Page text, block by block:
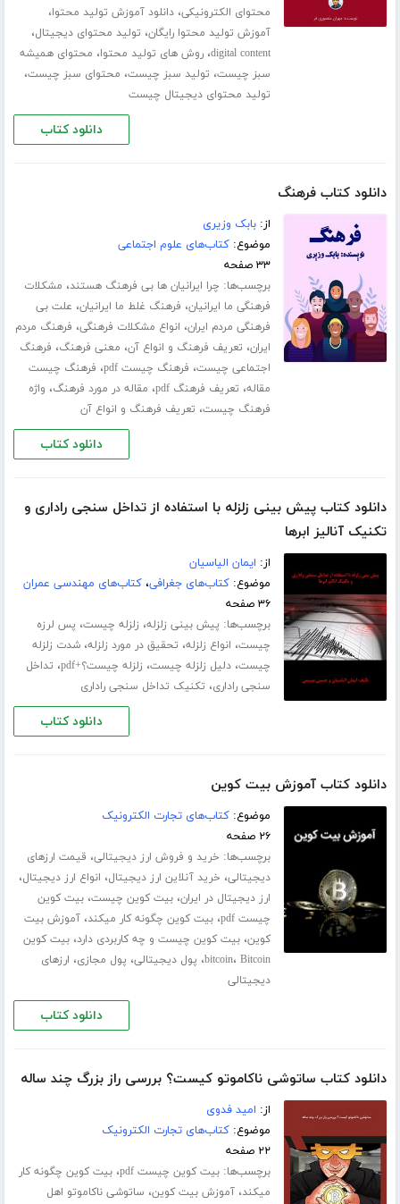
محتوای الکترونیکی،دانلود آموزش تولید محتوا،
آموزش تولید محتوا رایگان، تولید محتوای دیجیتال،
digital content،روش های تولید محتوا، محتوای همیشه
سبز چیست، تولید سبز چیست، محتوای سبز چیست،
تولید محتوای دیجیتال چیست
دانلود کتاب
دانلود کتاب فرهنگ
از:بابک وزیری
موضوع:کتاب‌های علوم اجتماعی
۳۳ صفحه
برچسب‌ها: چرا ایرانیان ها بی فرهنگ هستند، مشکلات
فرهنگی ما ایرانیان، فرهنگ غلط ما ایرانیان، علت بی
فرهنگی مردم ایران، انواع مشکلات فرهنگی، فرهنگ مردم
ایران، تعریف فرهنگ و انواع آن، معنی فرهنگ، فرهنگ
اجتماعی چیست، فرهنگ چیست pdf ، فرهنگ چیست
مقاله، تعریف فرهنگ pdf ، مقاله در مورد فرهنگ، واژه
فرهنگ چیست، تعریف فرهنگ و انواع آن
دانلود کتاب
دانلود کتاب پیش بینی زلزله با استفاده از تداخل سنجی راداری و
تکنیک آنالیز ابرها
از: ایمان الیاسیان
موضوع:کتاب‌های جغرافی،کتاب‌های مهندسی عمران
۳۶ صفحه
برچسب‌ها: پیش بینی زلزله، زلزله چیست، پس لرزه
چیست، انواع زلزله، تحقیق در مورد زلزله،شدت زلزله
چیست،دلیل زلزله چیست، زلزله چیست؟+pdf ، تداخل
سنجی راداری، تکنیک تداخل سنجی راداری
دانلود کتاب
دانلود کتاب آموزش بیت کوین
موضوع:کتاب‌های تجارت الکترونیک
۲۶ صفحه
برچسب‌ها: خرید و فروش ارز دیجیتالی، قیمت ارزهای
دیجیتالی، خرید آنلاین ارز دیجیتال، انواع ارز دیجیتال،
ارز دیجیتال در ایران،بیت کوین چیست،بیت کوین
چیست pdf
،بیت کوین چگونه کار میکند،آموزش بیت
کوین،بیت کوین چیست و چه کاربردی دارد،بیت کوین
bitcoin، Bitcoin ، پول دیجیتالی، پول مجازی، ارزهای
دیجیتالی
دانلود کتاب
دانلود کتاب ساتوشی ناکاموتو کیست؟ بررسی راز بزرگ چند ساله
از: امید فدوی
موضوع:کتاب‌های تجارت الکترونیک
۲۲ صفحه
برچسب‌ها:بیت کوین چیست pdf ،بیت کوین چگونه کار
میکند،آموزش بیت کوین، ساتوشی ناکاموتو اهل